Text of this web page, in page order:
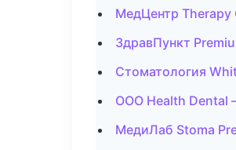
МедЦентр Therapy
ЗдравПункт
Стоматология
ООО Health Dental
МедиЛаб Stoma